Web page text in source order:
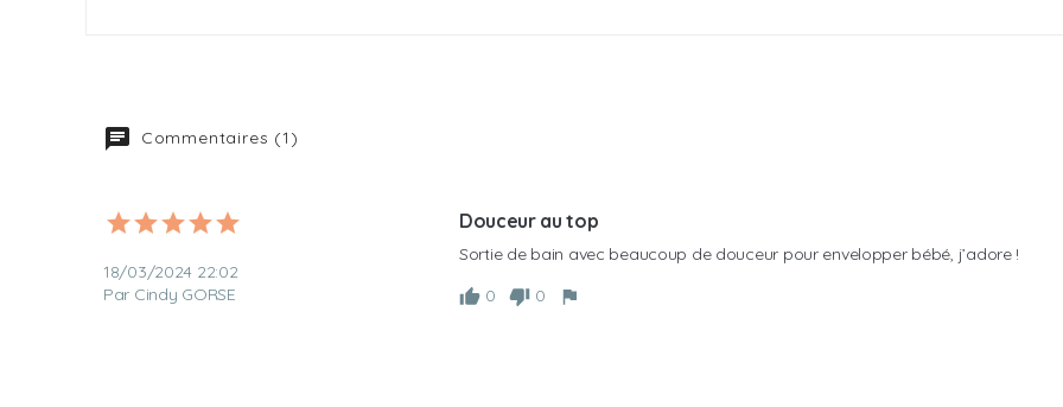
Commentaires (1)
18/03/2024 22:02
Par Cindy GORSE
Douceur au top
Sortie de bain avec beaucoup de douceur pour envelopper bébé, j’adore !
0
0